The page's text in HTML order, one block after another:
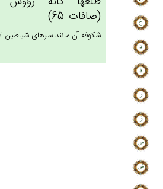
(صافات: 65)
شكوفه آن مانند سرهاى شياطين